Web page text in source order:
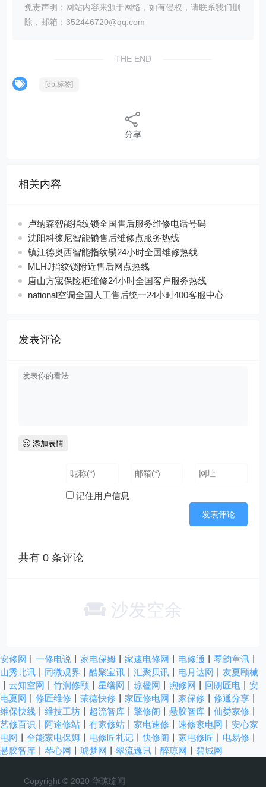
免责声明：网站内容来源于网络，如有侵权，请联系我们删
除，邮箱：352446720@qq.com
THE END
[db:标签]
分享
相关内容
卢纳森智能指纹锁全国售后服务维修电话号码
沈阳科徕尼智能锁售后维修点服务热线
镇江德奥西智能指纹锁24小时全国维修热线
MLHJ指纹锁附近售后网点热线
唐山方宬保险柜维修24小时全国客户服务热线
national空调全国人工售后统一24小时400客服中心
发表评论
添加表情
记住用户信息
共有0 条评论
沙发空余
安修网 一修电说 家电保姆 家速电修网 电修通 琴韵章讯
山秀北讯
同微观界 酷聚宝讯 汇聚贝讯 电月达网
友夏颐械
云知空网 竹涧修颐 星缮网 琼楹网 煦修网 回朗匠电
安
电夏网
修匠维修 荣德快修 家匠修电网 家保修 修通分享
维保快线
维技工坊 超流智库 擎修阁 悬胶智库 仙娄家修
艺修百识
阿途修站 有家修站 家电速修 速修家电网
安心家
电网
全能家电保姆 电修匠札记 丨快修阁 家电修匠 电易修
悬胶智库
琴心网 琥梦网 翠流逸讯 醉琼网 碧城网
Copyright © 2020 华琼绽闻